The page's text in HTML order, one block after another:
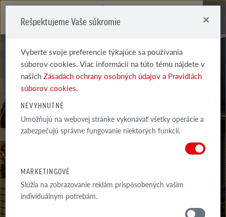
REALIZÁCIÍ
VYBRANÉ PRÍKLADY NAJZAUJÍMAVEJŠÍCH A INŠPIRATÍVNYCH
Rešpektujeme Vaše súkromie ×
Vyberte svoje preferencie týkajúce sa používania
súborov cookies. Viac informácií na túto tému nájdete v
našichZásadách ochrany osobných údajov a Pravidlách
súborov cookies.
NEVYHNUTNÉ
Umožňujú na webovej stránke vykonávať všetky operácie a
zabezpečujú správne fungovanie niektorých funkcií.
MARKETINGOVÉ
Slúžia na zobrazovanie reklám prispôsobených vašim
individuálnym potrebám.